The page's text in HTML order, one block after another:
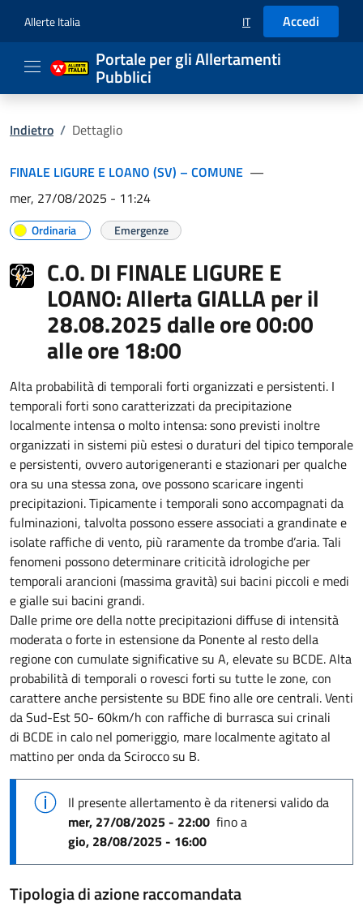
Allerte Italia SELEZIONE LINGUA:
IT Accedi
Portale per gli Allertamenti
Pubblici
Indietro / Dettaglio
FINALE LIGURE E LOANO (SV) – COMUNE —
mer, 27/08/2025 - 11:24
Ordinaria Emergenze
C.O. DI FINALE LIGURE E
LOANO: Allerta GIALLA per il
28.08.2025 dalle ore 00:00
alle ore 18:00
Alta probabilità di temporali forti organizzati e persistenti. I
temporali forti sono caratterizzati da precipitazione
localmente intensa o molto intensa: sono previsti inoltre
organizzati in sistemi più estesi o duraturi del tipico temporale
e persistenti, ovvero autorigeneranti e stazionari per qualche
ora su una stessa zona, ove possono scaricare ingenti
precipitazioni. Tipicamente i temporali sono accompagnati da
fulminazioni, talvolta possono essere associati a grandinate e
isolate raffiche di vento, più raramente da trombe d’aria. Tali
fenomeni possono determinare criticità idrologiche per
temporali arancioni (massima gravità) sui bacini piccoli e medi
e gialle sui bacini grandi.
Dalle prime ore della notte precipitazioni diffuse di intensità
moderata o forte in estensione da Ponente al resto della
regione con cumulate significative su A, elevate su BCDE. Alta
probabilità di temporali o rovesci forti su tutte le zone, con
carattere anche persistente su BDE fino alle ore centrali. Venti
da Sud-Est 50- 60km/h con raffiche di burrasca sui crinali
di BCDE in calo nel pomeriggio, mare localmente agitato al
mattino per onda da Scirocco su B.
Il presente allertamento è da ritenersi validoda
mer, 27/08/2025 - 22:00 fino a
gio, 28/08/2025 - 16:00
Tipologia di azione raccomandata